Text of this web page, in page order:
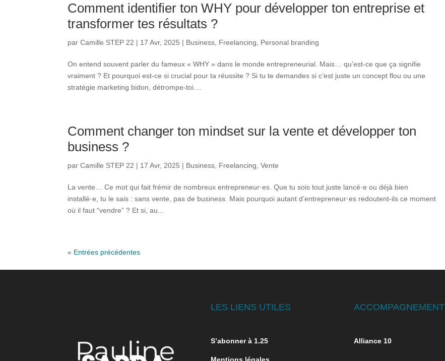
Comment identifier ton WHY pour développer ton entreprise et
transformer tes résultats ?
parCamille STEP 22 | 17 Avr, 2025 | Business Freelancing Personal branding
On entend souvent parler du fameux « WHY » dans le monde entrepreneurial. Mais… qu’est-ce que ça signifie
vraiment ? Et pourquoi est-ce si crucial pour ta réussite ? Si tu te demandes si c’est juste un concept flou ou une
stratégie marketing bidon, détrompe-toi....
Comment changer ton mindset sur la vente et développer ton
business ?
parCamille STEP 22 | 17 Avr, 2025 | Business Freelancing ,Vente
La vente… Ce mot qui fait frémir de nombreux entrepreneur·es. Que tu sois tout juste lancé·e ou déjà bien
installé·e, tu le sais : sans vente, pas de business. Mais pourquoi autant d’entrepreneur·es redoutent-ils ce moment
où il faut “vendre” ? Et si, au...
« Entrées précédentes
LES LIENS UTILES
S’abonner à 1.25
Mentions légales
ACCOMPAGNEMENT
Alliance 10